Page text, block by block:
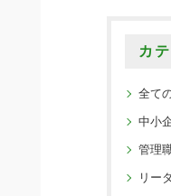
カ
全て
中小
管理
リー